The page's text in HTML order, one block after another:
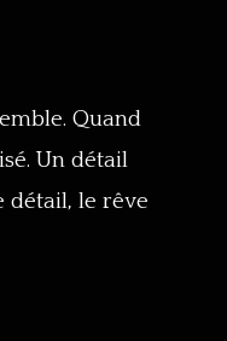
Quand
Un détail
détail, le rêve